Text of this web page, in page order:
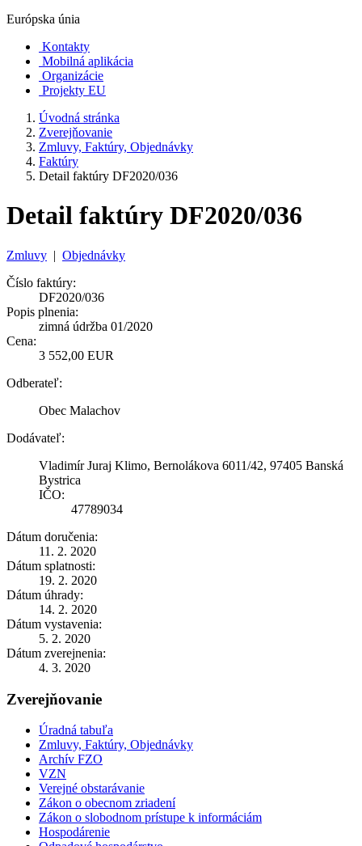
Európska únia
Kontakty
Mobilná aplikácia
Organizácie
Projekty EU
Úvodná stránka
Zverejňovanie
Zmluvy, Faktúry, Objednávky
Faktúry
Detail faktúry DF2020/036
Detail faktúry DF2020/036
Zmluvy | Objednávky
Číslo faktúry:
DF2020/036
Popis plnenia:
zimná údržba 01/2020
Cena:
3 552,00 EUR
Odberateľ:
Obec Malachov
Dodávateľ:
Vladimír Juraj Klimo, Bernolákova 6011/42, 97405 Banská
Bystrica
IČO:
47789034
Dátum doručenia:
11. 2. 2020
Dátum splatnosti:
19. 2. 2020
Dátum úhrady:
14. 2. 2020
Dátum vystavenia:
5. 2. 2020
Dátum zverejnenia:
4. 3. 2020
Zverejňovanie
Úradná tabuľa
Zmluvy, Faktúry, Objednávky
Archív FZO
VZN
Verejné obstarávanie
Zákon o obecnom zriadení
Zákon o slobodnom prístupe k informáciám
Hospodárenie